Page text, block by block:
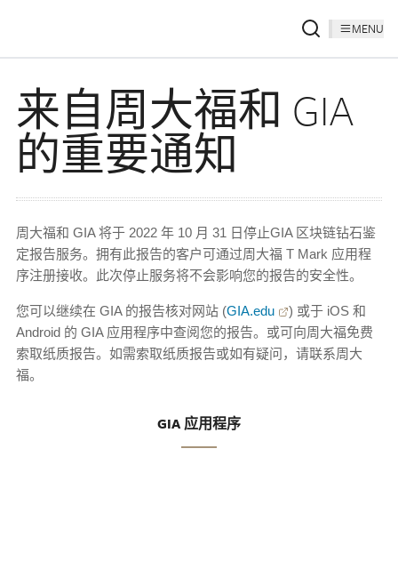
MENU
来自周大福和 GIA
的重要通知
周大福和 GIA 将于 2022 年 10 月 31 日停止GIA 区块链钻石鉴
定报告服务。拥有此报告的客户可通过周大福 T Mark 应用程
序注册接收。此次停止服务将不会影响您的报告的安全性。
您可以继续在 GIA 的报告核对网站 (GIA.edu
) 或于 iOS 和
Android 的 GIA 应用程序中查阅您的报告。或可向周大福免费
索取纸质报告。如需索取纸质报告或如有疑问，请联系周大
福。
GIA 应用程序